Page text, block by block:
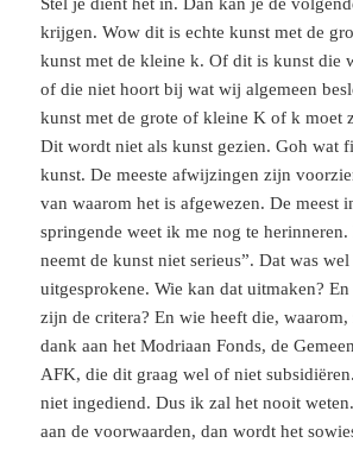
Stel je dient het in. Dan kan je de
krijgen. Wow dit is echte kunst met de
kunst met de kleine k. Of dit is kunst die
of die niet hoort bij wat wij algemeen
kunst met de grote of kleine K of k moet
Dit wordt niet als kunst gezien. Goh wat
kunst. De meeste afwijzingen zijn
van waarom het is afgewezen. De meest
springende weet ik me nog te
neemt de kunst niet serieus”. Dat was wel
uitgesprokene. Wie kan dat uitmaken?
zijn de critera? En wie heeft die,
dank aan het Modriaan Fonds, de
AFK, die dit graag wel of niet
niet ingediend. Dus ik zal het nooit
aan de voorwaarden, dan wordt het